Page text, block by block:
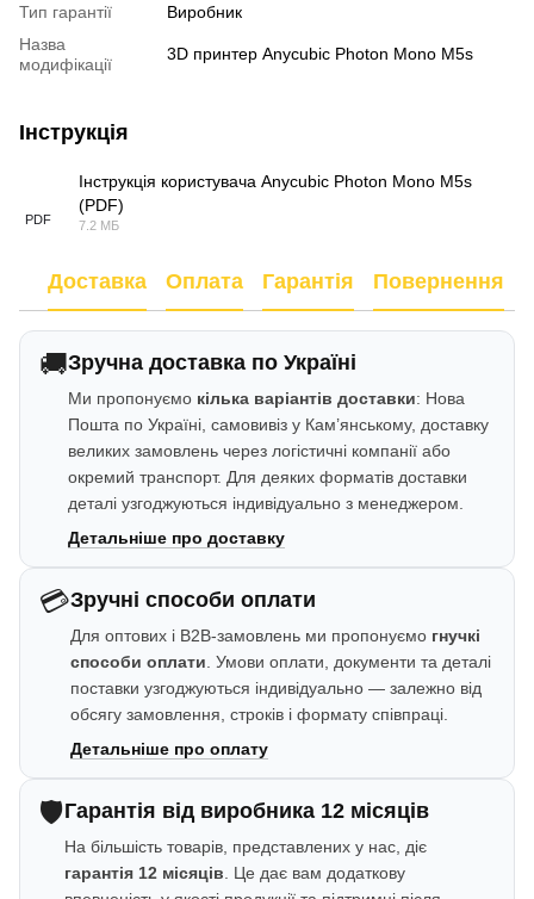
Тип гарантії
Виробник
Назва
модифікації
3D принтер Anycubic Photon Mono M5s
Інструкція
PDF
Інструкція користувача Anycubic Photon Mono M5s
(PDF)
7.2 МБ
Доставка Оплата Гарантія Повернення
🚚Зручна доставка по Україні
Ми пропонуємо кілька варіантів доставки: Нова
Пошта по Україні, самовивіз у Кам’янському, доставку
великих замовлень через логістичні компанії або
окремий транспорт. Для деяких форматів доставки
деталі узгоджуються індивідуально з менеджером.
Детальніше про доставку
💳Зручні способи оплати
Для оптових і B2B-замовлень ми пропонуємо гнучкі
способи оплати . Умови оплати, документи та деталі
поставки узгоджуються індивідуально — залежно від
обсягу замовлення, строків і формату співпраці.
Детальніше про оплату
🛡️Гарантія від виробника 12 місяців
На більшість товарів, представлених у нас, діє
гарантія 12 місяців . Це дає вам додаткову